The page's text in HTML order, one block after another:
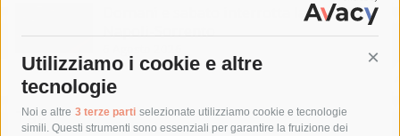
Utilizziamo i cookie e altre
tecnologie
Noi e altre 3 terze parti selezionate utilizziamo cookie e tecnologie
simili. Questi strumenti sono essenziali per garantire la fruizione dei
Domani e sabato interrotta la linea Eav
Napoli-Sorrento
Tag